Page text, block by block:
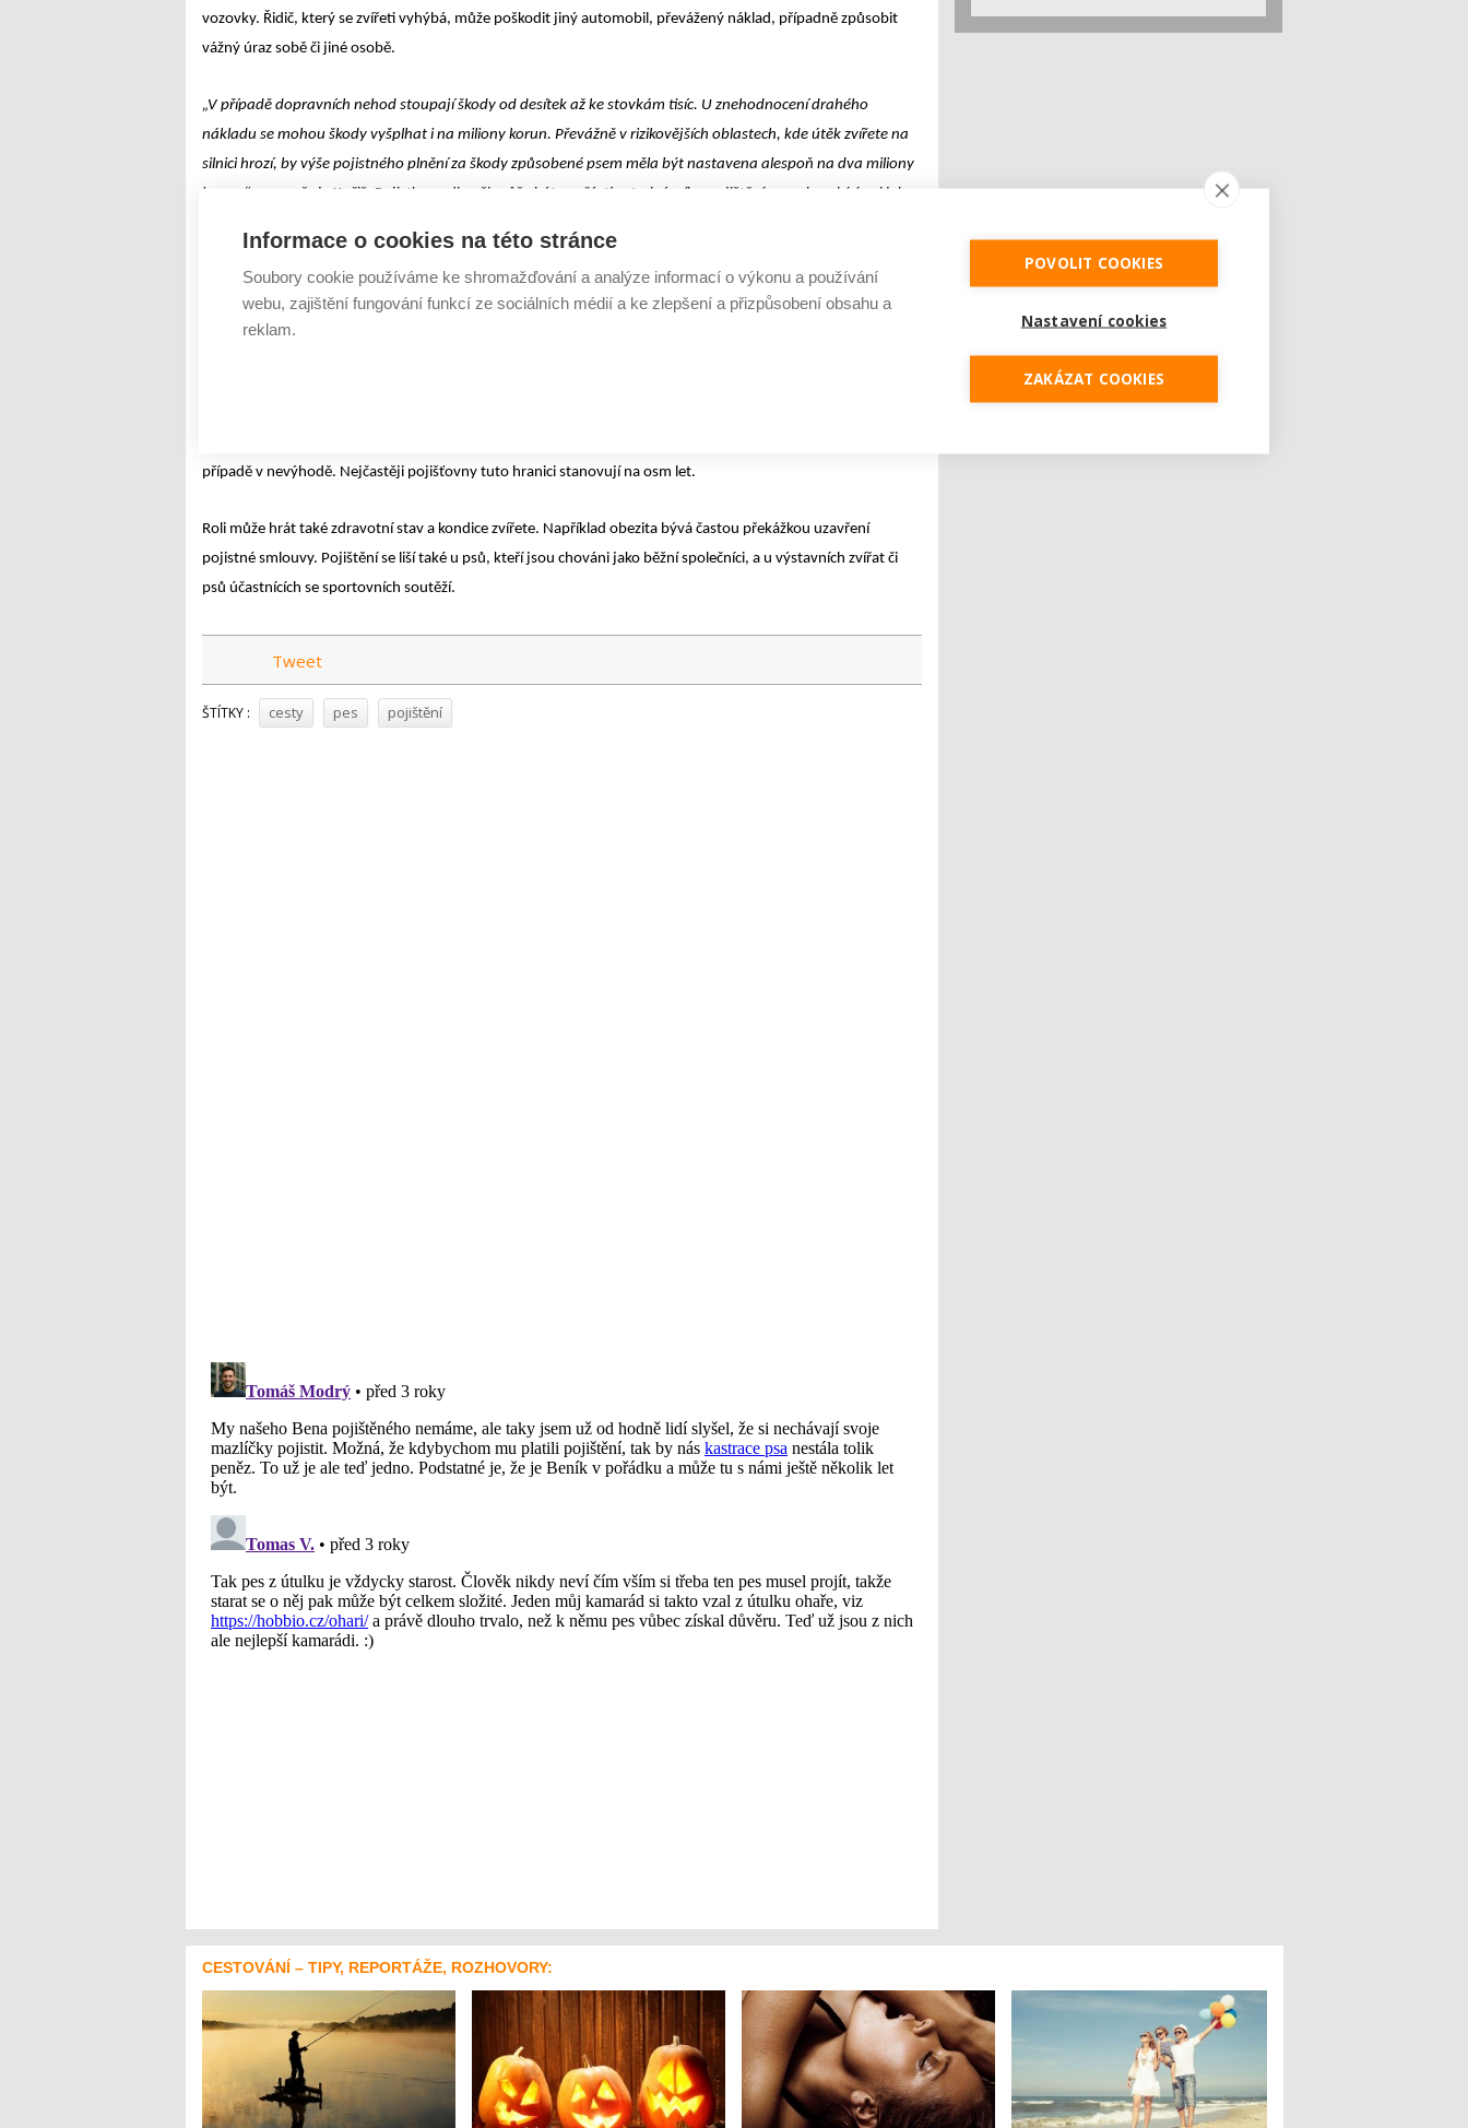
vozovky. Řidič, který se zvířeti vyhýbá, může poškodit jiný automobil, převážený náklad, případně způsobit
vážný úraz sobě či jiné osobě.
„V případě dopravních nehod stoupají škody od desítek až ke stovkám tisíc. U znehodnocení drahého
nákladu se mohou škody vyšplhat i na miliony korun. Převážně v rizikovějších oblastech, kde útěk zvířete na
silnici hrozí, by výše pojistného plnění za škody způsobené psem měla být nastavena alespoň na dva miliony
korun,“upozorňuje Kočiš. Pojistka podle něj může být součástí veterinárního pojištění psa, ale nabízí se i jako
Pojištění není automatické
Zdravotní pojištění, nebo spíše úrazové, nabízí většina pojišťoven pouze pro psy a kočky. Ani majitelé těchto
případě v nevýhodě. Nejčastěji pojišťovny tuto hranici stanovují na osm let.
Roli může hrát také zdravotní stav a kondice zvířete. Například obezita bývá častou překážkou uzavření
pojistné smlouvy. Pojištění se liší také u psů, kteří jsou chováni jako běžní společníci, a u výstavních zvířat či
psů účastnících se sportovních soutěží.
Tweet
ŠTÍTKY : cesty pes pojištění
CESTOVÁNÍ – TIPY, REPORTÁŽE, ROZHOVORY:
Informace o cookies na této stránce
Soubory cookie používáme ke shromažďování a analýze informací o výkonu a používání
webu, zajištění fungování funkcí ze sociálních médií a ke zlepšení a přizpůsobení obsahu a
reklam.
POVOLIT COOKIES
Nastavení cookies
ZAKÁZAT COOKIES